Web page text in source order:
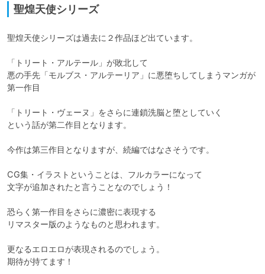
聖煌天使シリーズ
聖煌天使シリーズは過去に２作品ほど出ています。
「トリート・アルテール」が敗北して
悪の手先「モルブス・アルテーリア」に悪堕ちしてしまうマンガが
第一作目
「トリート・ヴェーヌ」をさらに連鎖洗脳と堕としていく
という話が第二作目となります。
今作は第三作目となりますが、続編ではなさそうです。
CG集・イラストということは、フルカラーになって
文字が追加されたと言うことなのでしょう！
恐らく第一作目をさらに濃密に表現する
リマスター版のようなものと思われます。
更なるエロエロが表現されるのでしょう。
期待が持てます！